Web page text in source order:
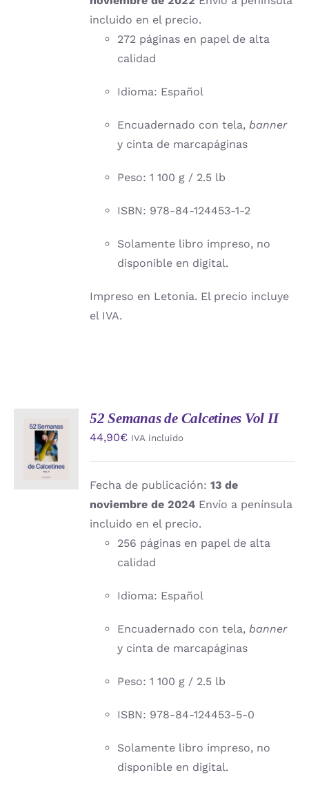
incluido en el precio.
272 páginas en papel de alta
calidad
Idioma: Español
Encuadernado con tela,banner
y cinta de marcapáginas
Peso: 1 100 g / 2.5 lb
ISBN: 978-84-124453-1-2
Solamente libro impreso, no
disponible en digital.
Impreso en Letonia. El precio incluye
el IVA.
AÑADIR
AL
CARRITO
/
DETALLES
52 Semanas de Calcetines Vol II
44,90€ IVA incluido
Fecha de publicación:13 de
noviembre de 2024 Envío a península
incluido en el precio.
256 páginas en papel de alta
calidad
Idioma: Español
Encuadernado con tela,banner
y cinta de marcapáginas
Peso: 1 100 g / 2.5 lb
ISBN: 978-84-124453-5-0
Solamente libro impreso, no
disponible en digital.